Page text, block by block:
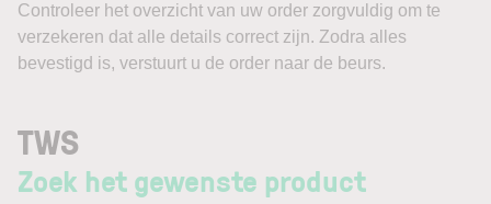
Controleer het overzicht van uw order zorgvuldig om te
verzekeren dat alle details correct zijn. Zodra alles
bevestigd is, verstuurt u de order naar de beurs.
TWS
Zoek het gewenste product